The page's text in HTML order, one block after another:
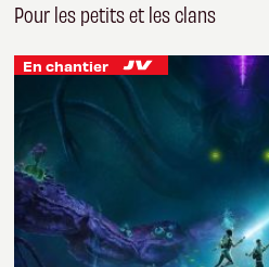
Pour les petits et les clans
En chantier